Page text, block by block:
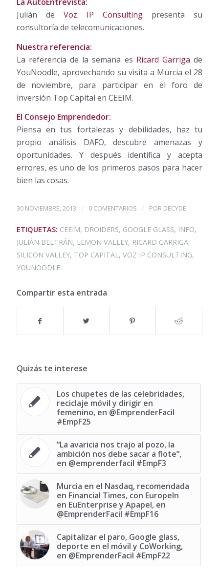
Julián deVoz IP Consultingpresenta su
consultoría de telecomunicaciones.
Nuestra referencia:
La referencia de la semana es Ricard Garriga de
YouNoodle, aprovechando su visita a Murcia el 28
de noviembre, para participar en el foro de
inversión Top Capital en CEEIM.
El Consejo Emprendedor:
Piensa en tus fortalezas y debilidades, haz tu
propio análisis DAFO, descubre amenazas y
oportunidades. Y después identifica y acepta
errores, es uno de los primeros pasos para hacer
bien las cosas.
30 NOVIEMBRE, 2013 / 0 COMENTARIOS / POR DECYDE
ETIQUETAS: CEEIM, DROIDERS, GOOGLE GLASS, INFO,
JULIÁN BELTRÁN, LEMON VALLEY, RICARD GARRIGA,
SILICON VALLEY, TOP CAPITAL , VOZ IP CONSULTING,
YOUNOODLE
Compartir esta entrada
Quizás te interese
Los chupetes de las celebridades,
reciclaje móvil y dirigir en
femenino, en @EmprenderFacil
#EmpF25
“La avaricia nos trajo al pozo, la
ambición nos debe sacar a flote”,
en @emprenderfacil #EmpF3
Murcia en el Nasdaq, recomendada
en Financial Times, con EuropeIn
en EuEnterprise y Apapel, en
@EmprenderFacil #EmpF16
Capitalizar el paro, Google glass,
deporte en el móvil y CoWorking,
en @EmprenderFacil #EmpF22